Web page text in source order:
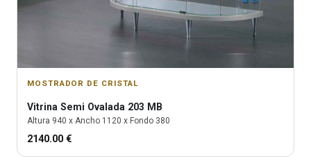
MOSTRADOR DE CRISTAL
Vitrina Semi Ovalada 203 MB
Altura 940 x Ancho 1120 x Fondo 380
2140.00 €